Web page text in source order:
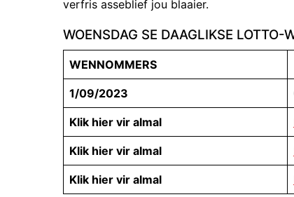
verfris asseblief jou blaaier.
WOENSDAG SE DAAGLIKSE LOTTO-
WENNOMMERS
1/09/2023
Klik hier vir almal
Klik hier vir almal
Klik hier vir almal